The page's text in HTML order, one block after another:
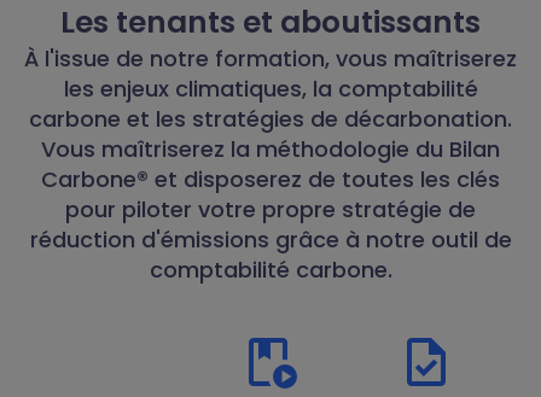
Les tenants et aboutissants
À l'issue de notre formation, vous maîtriserez
les enjeux climatiques, la comptabilité
carbone et les stratégies de décarbonation.
Vous maîtriserez la méthodologie du Bilan
Carbone® et disposerez de toutes les clés
pour piloter votre propre stratégie de
réduction d'émissions grâce à notre outil de
comptabilité carbone.